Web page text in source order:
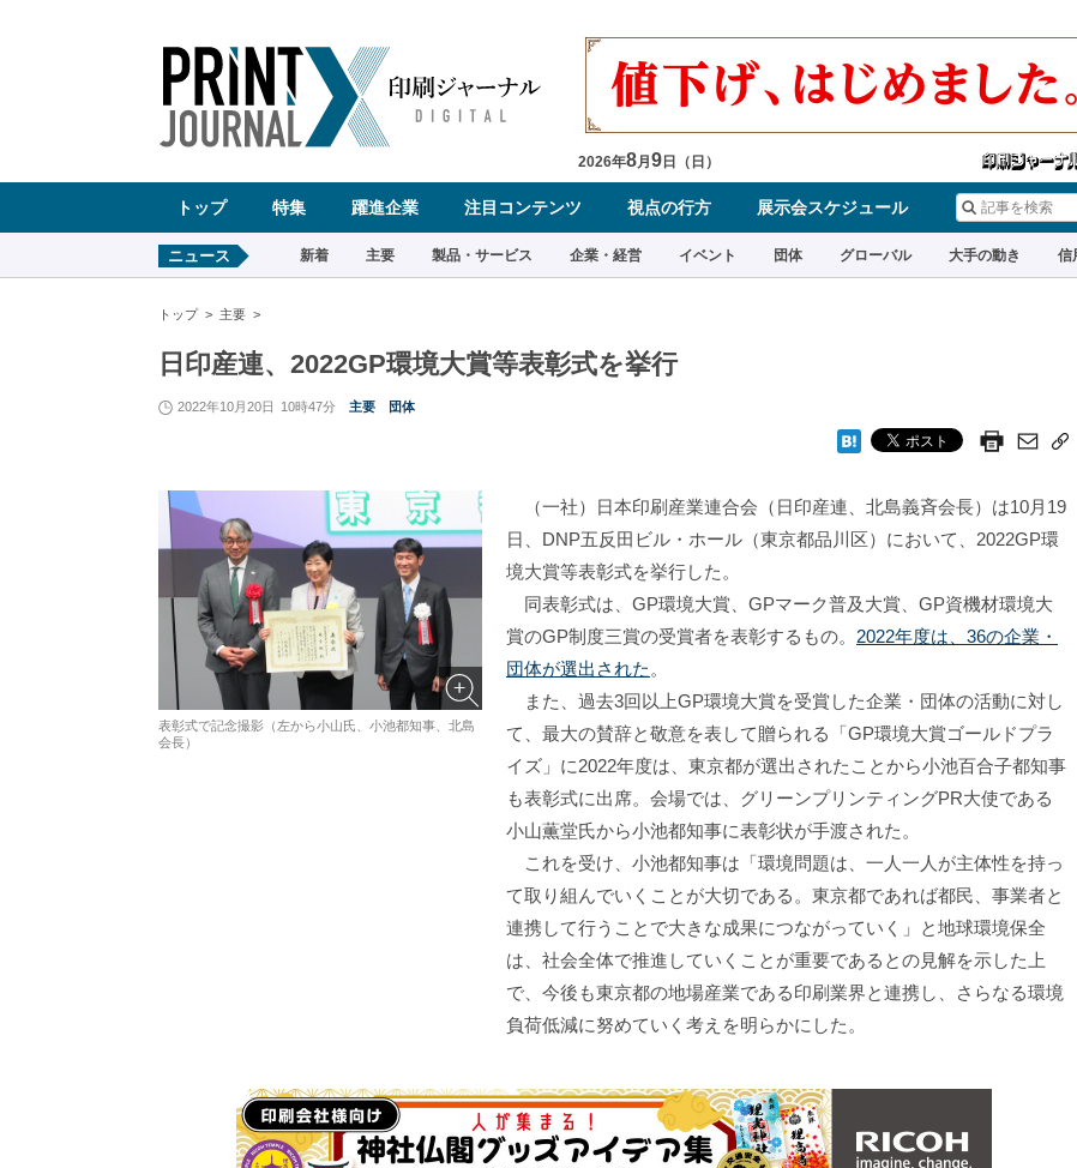
ア
ゲ
ン
2026年8月 9 日（ 日 ）
トップ 特集 躍進企業 注目コンテンツ 視点の行方 展示会スケジュール
ニュース 新着 主要 製品・サービス 企業・経営 イベント 団体 グローバル 大手の動き 信
トップ 主要
日印産連、2022GP環境大賞等表彰式を挙行
2022年10月20日 10時47分 主要 団体
表彰式で記念撮影（左から小山氏、小池都知事、北島
会長）
（一社）日本印刷産業連合会（日印産連、北島義斉会長）は10月19
日、DNP五反田ビル・ホール（東京都品川区）において、2022GP環
境大賞等表彰式を挙行した。
同表彰式は、GP環境大賞、GPマーク普及大賞、GP資機材環境大
賞のGP制度三賞の受賞者を表彰するもの。 2022年度は、36の企業・
団体が選出された 。
また、過去3回以上GP環境大賞を受賞した企業・団体の活動に対し
て、最大の賛辞と敬意を表して贈られる「GP環境大賞ゴールドプラ
イズ」に2022年度は、東京都が選出されたことから小池百合子都知事
も表彰式に出席。会場では、グリーンプリンティングPR大使である
小山薫堂氏から小池都知事に表彰状が手渡された。
これを受け、小池都知事は「環境問題は、一人一人が主体性を持っ
て取り組んでいくことが大切である。東京都であれば都民、事業者と
連携して行うことで大きな成果につながっていく」と地球環境保全
は、社会全体で推進していくことが重要であるとの見解を示した上
で、今後も東京都の地場産業である印刷業界と連携し、さらなる環境
負荷低減に努めていく考えを明らかにした。